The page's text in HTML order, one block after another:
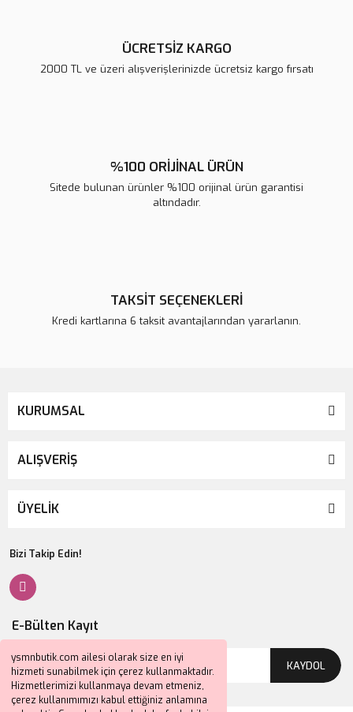
ysmnbutik.com ailesi olarak size en iyi
hizmeti sunabilmek için çerez kullanmaktadır.
Hizmetlerimizi kullanmaya devam etmeniz,
çerez kullanımımızı kabul ettiğiniz anlamına
ÜCRETSİZ KARGO
2000 TL ve üzeri alışverişlerinizde ücretsiz kargo fırsatı
%100 ORİJİNAL ÜRÜN
Sitede bulunan ürünler %100 orijinal ürün garantisi
altındadır.
TAKSİT SEÇENEKLERİ
Kredi kartlarına 6 taksit avantajlarından yararlanın.
KURUMSAL
ALIŞVERİŞ
ÜYELİK
Bizi Takip Edin!
E-Bülten Kayıt
KAYDOL